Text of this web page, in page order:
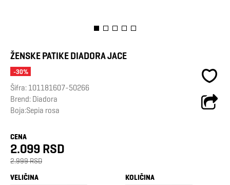
ŽENSKE PATIKE DIADORA JACE
-30%
Šifra: 101181607-50266
Brend: Diadora
Boja:Sepia rosa
CENA
2.099 RSD
2.999 RSD
VELIČINA
KOLIČINA